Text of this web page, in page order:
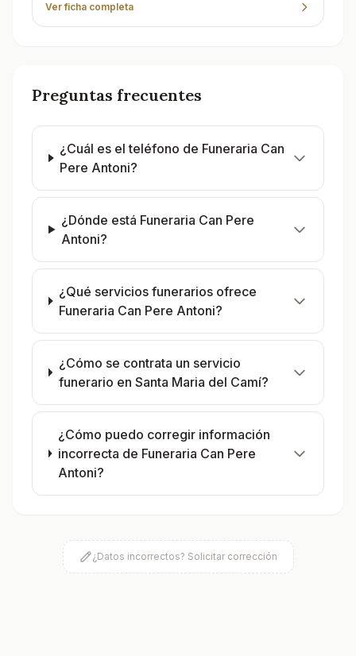
Ver ficha completa
Preguntas frecuentes
¿Cuál es el teléfono de Funeraria Can
Pere Antoni?
¿Dónde está Funeraria Can Pere
Antoni?
¿Qué servicios funerarios ofrece
Funeraria Can Pere Antoni?
¿Cómo se contrata un servicio
funerario en Santa Maria del Camí?
¿Cómo puedo corregir información
incorrecta de Funeraria Can Pere
Antoni?
¿Datos incorrectos? Solicitar corrección